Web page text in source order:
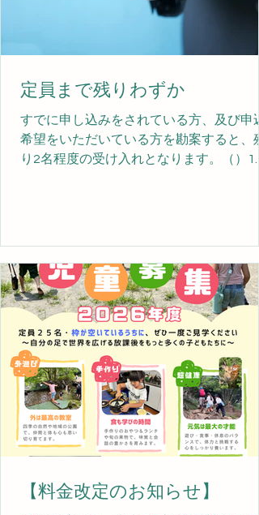
定員まで残りわずか
すでに申し込みをされている方、及び申込
希望をいただいている方を勘案すると、残
り2名程度の受け入れとなります。（）1
【料金改定のお知らせ】